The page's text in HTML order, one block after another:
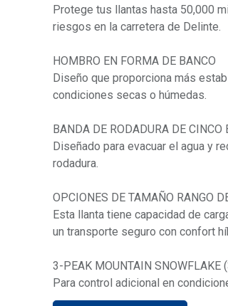
Protege tus llantas hasta 50,000
riesgos en la carretera de Delinte.
HOMBRO EN FORMA DE BANCO
Diseño que proporciona más
condiciones secas o húmedas.
BANDA DE RODADURA DE CINCO
Diseñado para evacuar el agua y
rodadura.
OPCIONES DE TAMAÑO RANGO
Esta llanta tiene capacidad de
un transporte seguro con confort
3-PEAK MOUNTAIN SNOWFLAKE
Para control adicional en